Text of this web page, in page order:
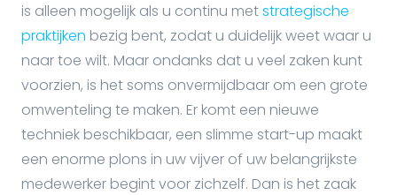
is alleen mogelijk als u continu metstrategische
praktijken bezig bent, zodat u duidelijk weet waar u
naar toe wilt. Maar ondanks dat u veel zaken kunt
voorzien, is het soms onvermijdbaar om een grote
omwenteling te maken. Er komt een nieuwe
techniek beschikbaar, een slimme start-up maakt
een enorme plons in uw vijver of uw belangrijkste
medewerker begint voor zichzelf. Dan is het zaak